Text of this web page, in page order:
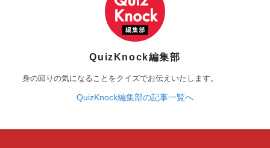
QuizKnock編集部
身の回りの気になることをクイズでお伝えいたします。
QuizKnock編集部の記事一覧へ